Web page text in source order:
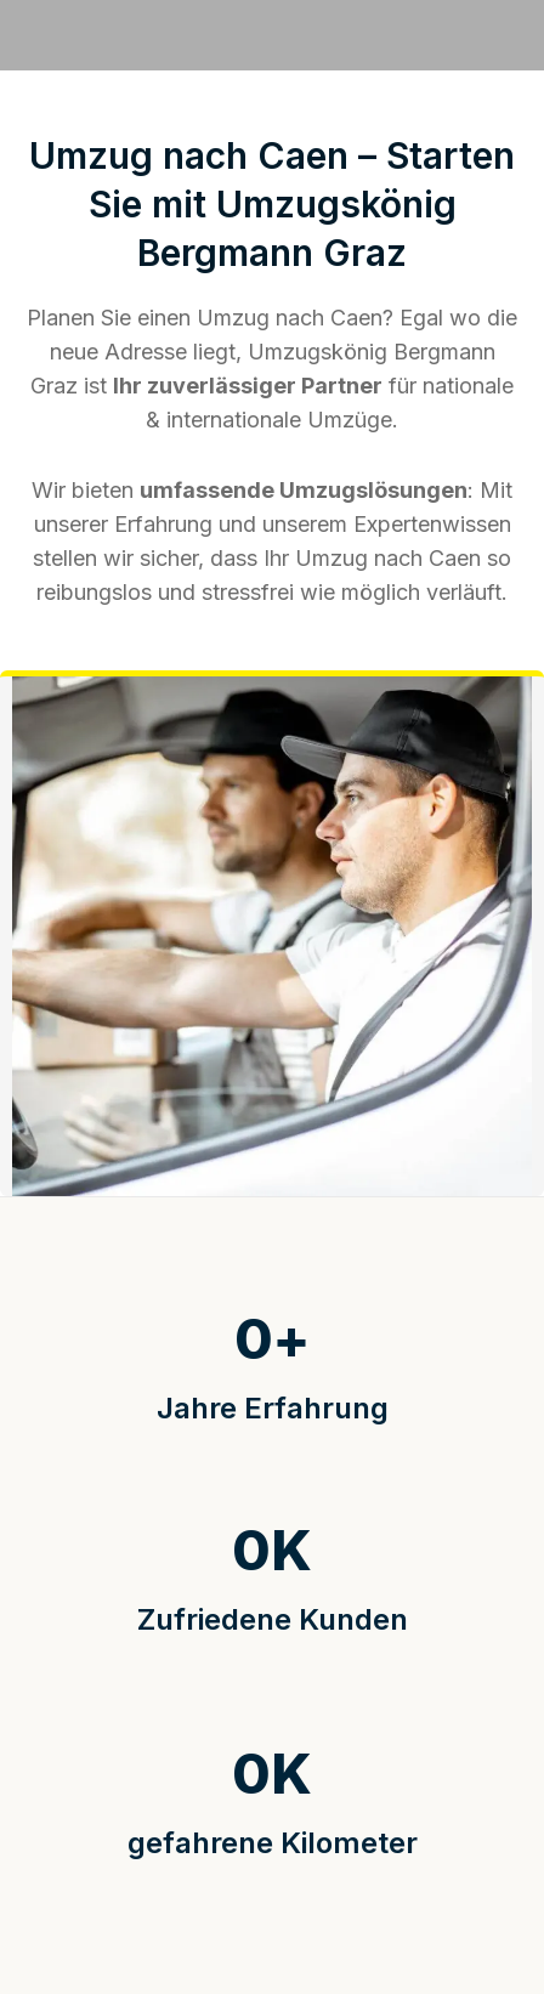
Umzug nach Caen – Starten
Sie mit Umzugskönig
Bergmann Graz
Planen Sie einen Umzug nach Caen? Egal wo die
neue Adresse liegt, Umzugskönig Bergmann
Graz ist Ihr zuverlässiger Partner für nationale
& internationale Umzüge.
Wir bieten umfassende Umzugslösungen: Mit
unserer Erfahrung und unserem Expertenwissen
stellen wir sicher, dass Ihr Umzug nach Caen so
reibungslos und stressfrei wie möglich verläuft.
Jahre Erfahrung
0+
Zufriedene Kunden
0K
gefahrene Kilometer
0K